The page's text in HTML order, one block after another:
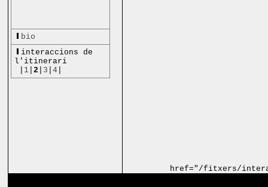
bio
interaccions de
l'itinerari
1 |2 3 |4
href="/fitxers/